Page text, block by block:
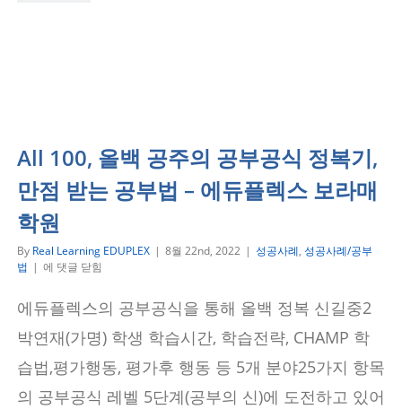
All 100, 올백 공주의 공부공식 정복기,
만점 받는 공부법 – 에듀플렉스 보라매
학원
By Real Learning EDUPLEX | 8월 22nd, 2022 | 성공사례, 성공사례/공부
법 | All
백
공
주
의
공
부
에 댓글 닫힘
에듀플렉스의 공부공식을 통해 올백 정복 신길중2
박연재(가명) 학생 학습시간, 학습전략, CHAMP 학
습법,평가행동, 평가후 행동 등 5개 분야25가지 항목
의 공부공식 레벨 5단계(공부의 신)에 도전하고 있어